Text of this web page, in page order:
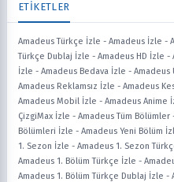
ETİKETLER
Amadeus Türkçe İzle - Amadeus İzle -
Türkçe Dublaj İzle - Amadeus HD İzle -
İzle - Amadeus Bedava İzle - Amadeus
Amadeus Reklamsız İzle - Amadeus
Amadeus Mobil İzle - Amadeus Anime
ÇizgiMax İzle - Amadeus Tüm Bölümler
Bölümleri İzle - Amadeus Yeni Bölüm
1. Sezon İzle - Amadeus 1. Sezon
Amadeus 1. Bölüm Türkçe İzle -
Amadeus 1. Bölüm Türkçe Dublaj İzle -